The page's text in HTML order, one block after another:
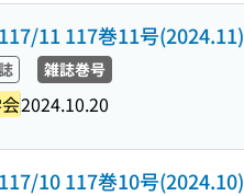
11 117巻11号(2024.11)
雑誌巻号
2024.10.20
10 117巻10号(2024.10)